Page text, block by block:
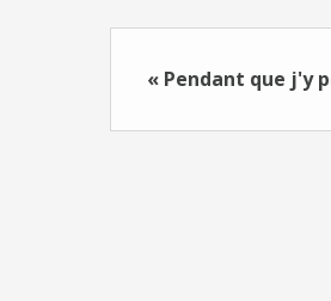
« Pendant que j'y